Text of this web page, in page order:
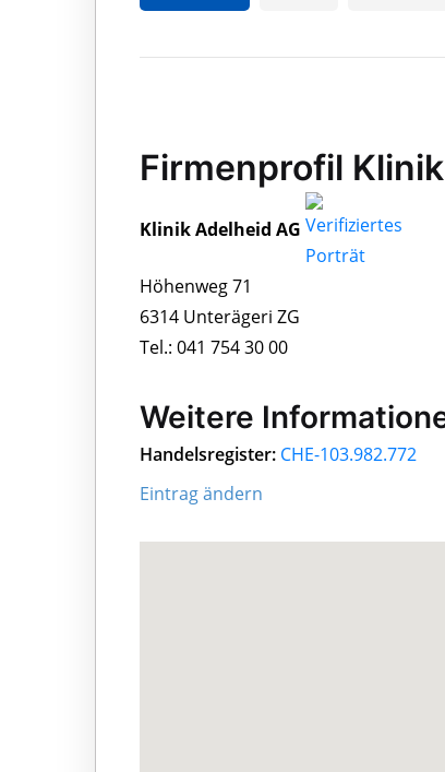
Firmenprofil
Klinik Adelheid AG
Höhenweg 71
6314 Unterägeri ZG
Tel.: 041 754 30 00
Weitere
Handelsregister: CHE-103.982.772
Eintrag ändern